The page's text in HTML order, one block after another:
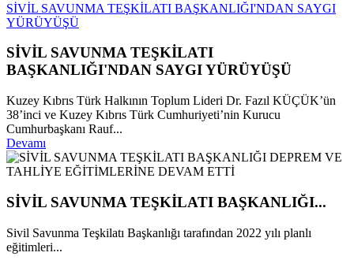
SİVİL SAVUNMA TEŞKİLATI BAŞKANLIĞI'NDAN SAYGI
YÜRÜYÜŞÜ
SİVİL SAVUNMA TEŞKİLATI
BAŞKANLIĞI'NDAN SAYGI YÜRÜYÜŞÜ
Kuzey Kıbrıs Türk Halkının Toplum Lideri Dr. Fazıl KÜÇÜK’ün
38’inci ve Kuzey Kıbrıs Türk Cumhuriyeti’nin Kurucu
Cumhurbaşkanı Rauf...
Devamı
SİVİL SAVUNMA TEŞKİLATI BAŞKANLIĞI...
Sivil Savunma Teşkilatı Başkanlığı tarafından 2022 yılı planlı
eğitimleri...